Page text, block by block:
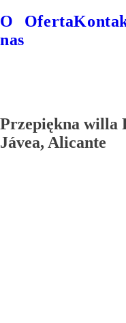
O
nas
Oferta
Przepiękna willa
Jávea, Alicante